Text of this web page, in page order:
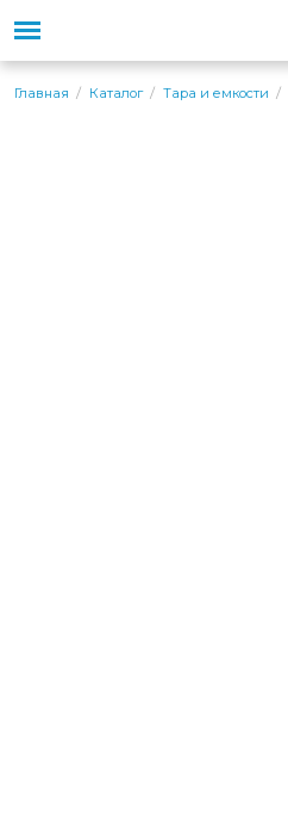
Главная Каталог Тара и емкости